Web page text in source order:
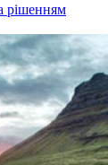
рішенням